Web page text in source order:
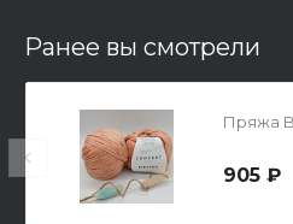
Ранее вы смотрели
Пряжа
905 ₽